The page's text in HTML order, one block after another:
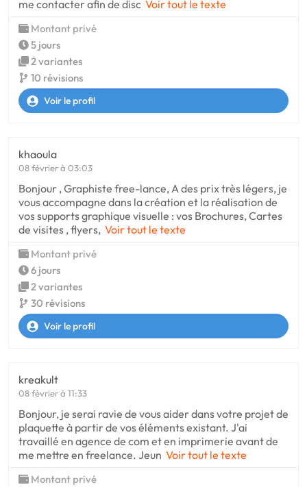
me contacter afin de disc Voir tout le texte
Montant privé
5 jours
2 variantes
10 révisions
Voir le profil
khaoula
08 février à 03:03
Bonjour , Graphiste free-lance, A des prix très légers, je
vous accompagne dans la création et la réalisation de
vos supports graphique visuelle : vos Brochures, Cartes
de visites , flyers, Voir tout le texte
Montant privé
6 jours
2 variantes
30 révisions
Voir le profil
kreakult
08 février à 11:33
Bonjour, je serai ravie de vous aider dans votre projet de
plaquette à partir de vos éléments existant. J'ai
travaillé en agence de com et en imprimerie avant de
me mettre en freelance. Jeun Voir tout le texte
Montant privé